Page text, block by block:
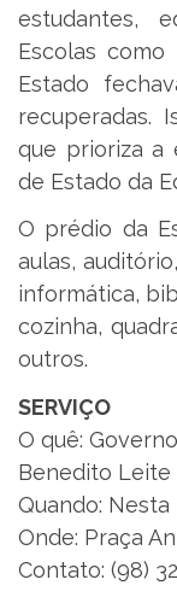
estudantes,
Escolas
Estado
recuperadas.
que prioriza a
de Estado da
O prédio da
aulas,
informática,
cozinha,
outros.
SERVIÇO
O quê:
Benedito
Quando: Nesta
Onde: Praça
Contato: (98)